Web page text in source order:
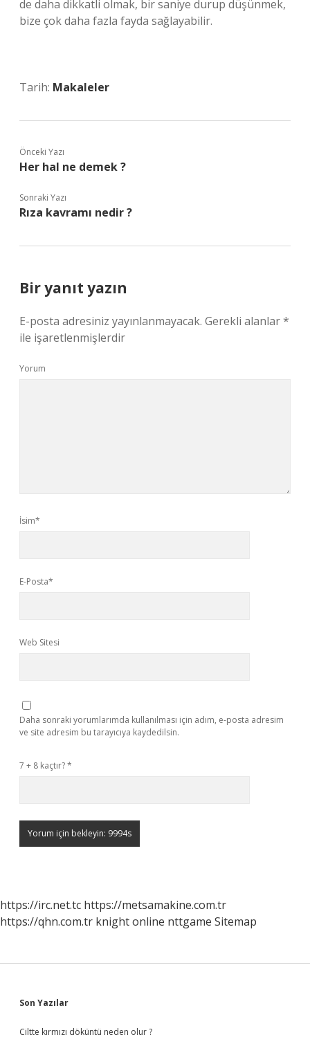
de daha dikkatli olmak, bir saniye durup düşünmek,
bize çok daha fazla fayda sağlayabilir.
Tarih: Makaleler
Önceki Yazı
Her hal ne demek ?
Sonraki Yazı
Rıza kavramı nedir ?
Bir yanıt yazın
E-posta adresiniz yayınlanmayacak. Gerekli alanlar*
ile işaretlenmişlerdir
Yorum
İsim*
E-Posta*
Web Sitesi
Daha sonraki yorumlarımda kullanılması için adım, e-posta adresim
ve site adresim bu tarayıcıya kaydedilsin.
7 + 8 kaçtır?*
https://irc.net.tc https://metsamakine.com.tr
https://qhn.com.tr knight online nttgame Sitemap
Sidebar
Son Yazılar
Ciltte kırmızı döküntü neden olur ?